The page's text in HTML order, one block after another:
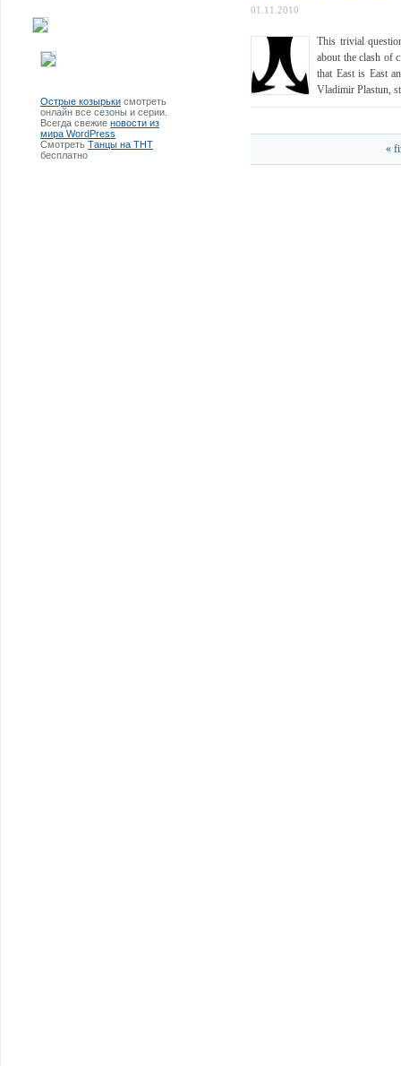
Острые козырьки смотреть
онлайн все сезоны и серии.
Всегда свежие новости из
мира WordPress
Смотреть Танцы на ТНТ
бесплатно
01.11.2010
This trivial
about the clash of
that East is East
Vladimir Plastun,
«